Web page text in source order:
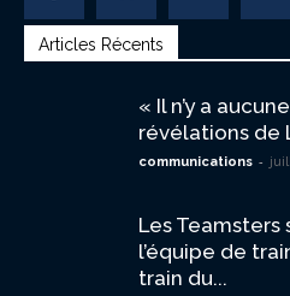
Articles Récents
« Il n’y a
révélations de
communications -
Les
l’équipe de
train du...